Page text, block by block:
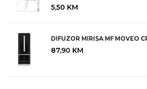
5,50 KM
DIFUZOR MIRISA MF MOVEO
87,90 KM